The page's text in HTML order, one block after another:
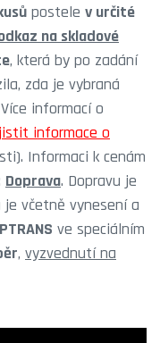
postele v určité
na skladové
, která by po zadání
zda je vybraná
informací o
informace o
Informaci k cenám
Doprava. Dopravu je
je včetně vynesení a
ve speciálním
, vyzvednutí na